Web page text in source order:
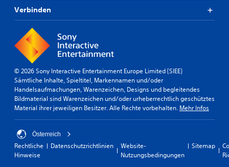
Verbinden
© 2026 Sony Interactive Entertainment Europe Limited (SIEE)
Sämtliche Inhalte, Spieltitel, Markennamen und/oder
Handelsaufmachungen, Warenzeichen, Designs und begleitendes
Bildmaterial sind Warenzeichen und/oder urheberrechtlich geschütztes
Material ihrer jeweiligen Besitzer. Alle Rechte vorbehalten. Mehr Infos
Österreich
Rechtliche
Hinweise
Datenschutzrichtlinien
Website-
Nutzungsbedingungen
Sitemap